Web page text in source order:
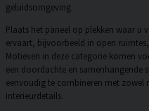
geluidsomgeving.
Plaats het paneel op plekken waar u
ervaart, bijvoorbeeld in open
Motieven in deze categorie komen
een doordachte en samenhangende
eenvoudig te combineren met zowel
interieurdetails.